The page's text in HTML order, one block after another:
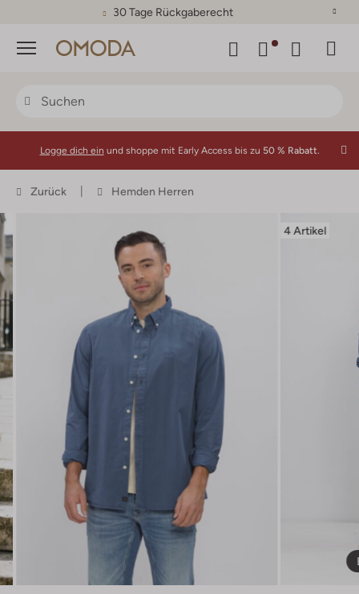
30 Tage Rückgaberecht
Menü
Logge dich ein und shoppe mit Early Access bis zu 50 % Rabatt.
Zurück Hemden Herren
4 Artikel